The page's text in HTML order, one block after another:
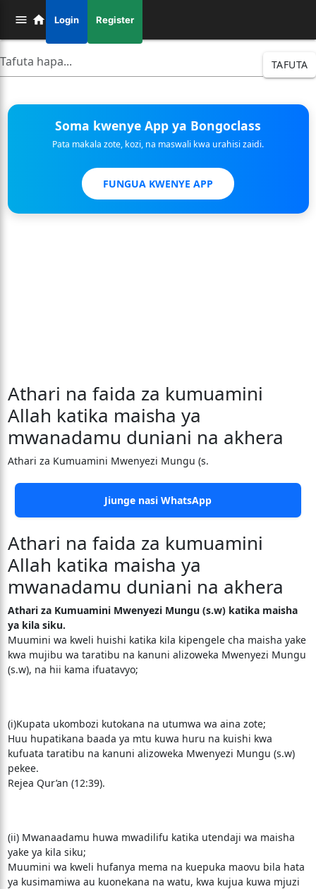
Login Register
TAFUTA
Soma kwenye App ya Bongoclass
Pata makala zote, kozi, na maswali kwa urahisi zaidi.
FUNGUA KWENYE APP
Athari na faida za kumuamini
Allah katika maisha ya
mwanadamu duniani na akhera
Athari za Kumuamini Mwenyezi Mungu (s.
Jiunge nasi WhatsApp
Athari na faida za kumuamini
Allah katika maisha ya
mwanadamu duniani na akhera
Athari za Kumuamini Mwenyezi Mungu (s.w) katika maisha
ya kila siku.
Muumini wa kweli huishi katika kila kipengele cha maisha yake
kwa mujibu wa taratibu na kanuni alizoweka Mwenyezi Mungu
(s.w), na hii kama ifuatavyo;
(i)Kupata ukombozi kutokana na utumwa wa aina zote;
Huu hupatikana baada ya mtu kuwa huru na kuishi kwa
kufuata taratibu na kanuni alizoweka Mwenyezi Mungu (s.w)
pekee.
Rejea Qur’an (12:39).
(ii) Mwanaadamu huwa mwadilifu katika utendaji wa maisha
yake ya kila siku;
Muumini wa kweli hufanya mema na kuepuka maovu bila hata
ya kusimamiwa au kuonekana na watu, kwa kujua kuwa mjuzi